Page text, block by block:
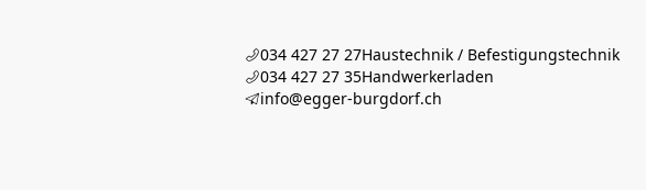
034 427 27 27Haustechnik / Befestigungstechnik
034 427 27 35Handwerkerladen
info@egger-burgdorf.ch